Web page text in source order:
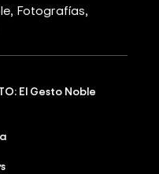
Fotografías
El Gesto Noble